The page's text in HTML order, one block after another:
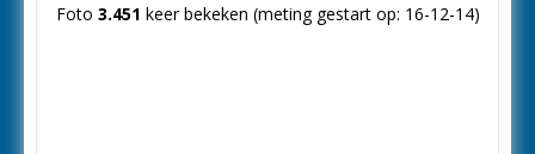
Foto 3.451 keer bekeken (meting gestart op: 16-12-14)